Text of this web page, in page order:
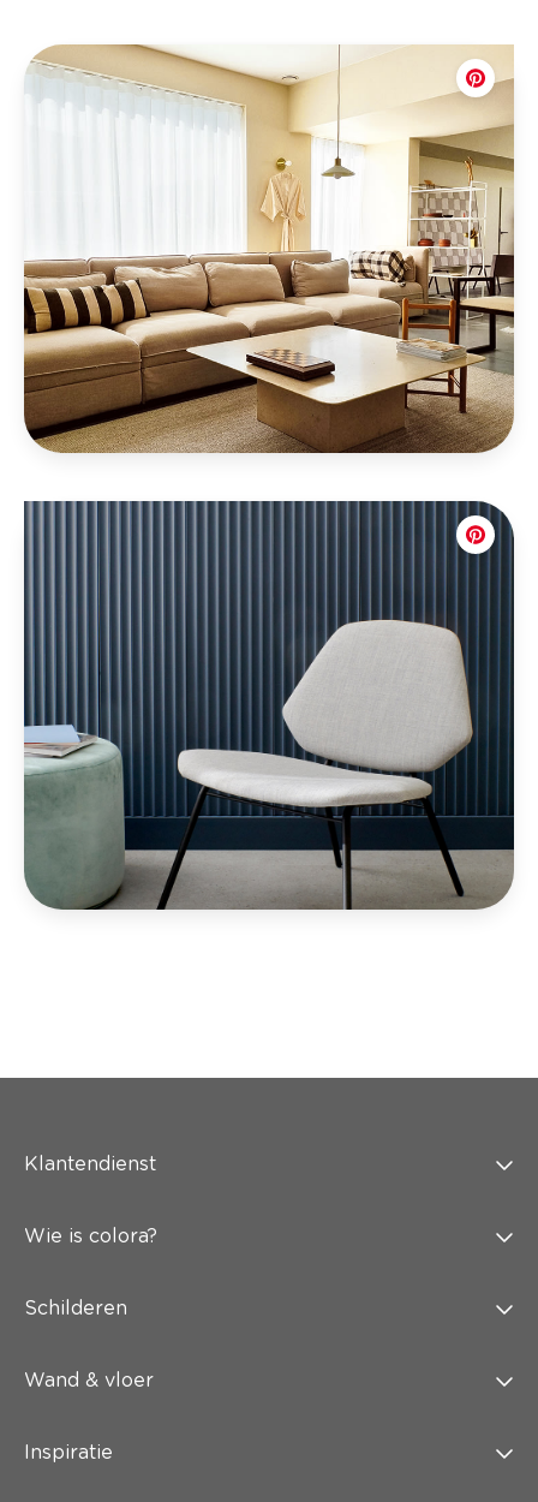
Klantendienst
Wie is colora?
Schilderen
Wand & vloer
Inspiratie